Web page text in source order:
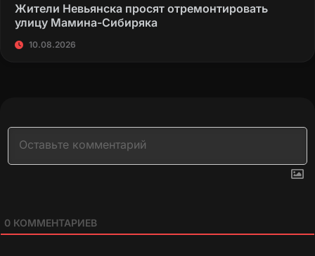
Жители Невьянска просят отремонтировать
улицу Мамина-Сибиряка
10.08.2026
0 КОММЕНТАРИЕВ